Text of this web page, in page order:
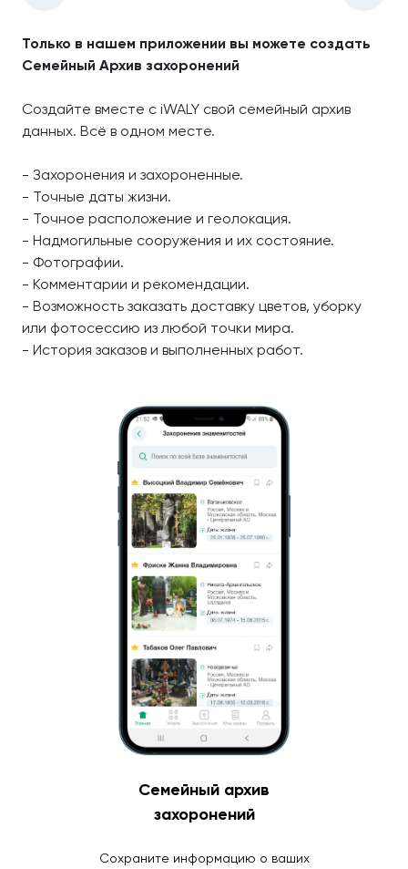
Только в нашем приложении вы можете создать
Семейный Архив захоронений
Создайте вместе с iWALY свой семейный архив
данных. Всё в одном месте.
- Захоронения и захороненные.
- Точные даты жизни.
- Точное расположение и геолокация.
- Надмогильные сооружения и их состояние.
- Фотографии.
- Комментарии и рекомендации.
- Возможность заказать доставку цветов, уборку
или фотосессию из любой точки мира.
- История заказов и выполненных работ.
Семейный архив
захоронений
Сохраните информацию о ваших